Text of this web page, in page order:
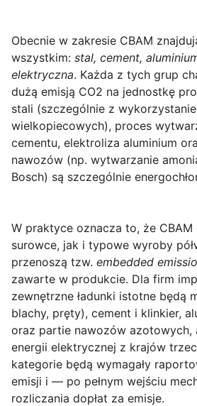
Obecnie w zakresie CBAM
wszystkim: stal, cement,
elektryczna. Każda z tych grup
dużą emisją CO2 na jednostkę
stali (szczególnie z
wielkopiecowych), proces
cementu, elektroliza aluminium
nawozów (np. wytwarzanie
Bosch) są szczególnie
W praktyce oznacza to, że
surowce, jak i typowe wyroby
przenoszą tzw. embedded
zawarte w produkcie. Dla firm
zewnętrzne ładunki istotne będą
blachy, pręty), cement i klinkier,
oraz partie nawozów azotowych,
energii elektrycznej z krajów
kategorie będą wymagały
emisji i — po pełnym wejściu
rozliczania dopłat za emisje.